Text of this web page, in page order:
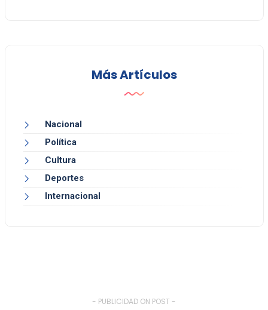
Más Artículos
Nacional
Política
Cultura
Deportes
Internacional
- PUBLICIDAD ON POST -